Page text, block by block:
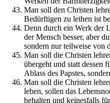
Man soll den Christen
Bedürftigen zu leihen ist
Denn durch ein Werk der
der Mensch besser, aber
sondern nur teilweise von
Man soll die Christen
übergeht und statt dessen
Ablass des Papstes,
Man soll die Christen
leben, sollen das
behalten und keinesfalls